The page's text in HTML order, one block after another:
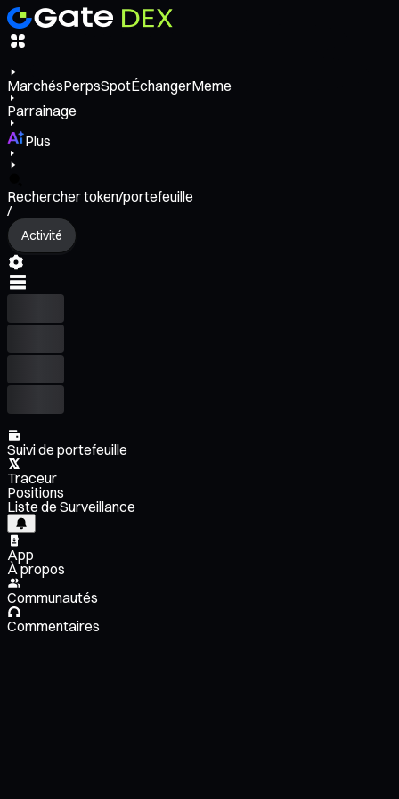
MarchésPerpsSpotÉchangerMeme
Parrainage
Plus
Rechercher token/portefeuille
/
Activité
Suivi de portefeuille
Traceur
Positions
Liste de Surveillance
App
À propos
Communautés
Commentaires